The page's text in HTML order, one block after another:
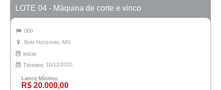
LOTE 04 - Máquina de corte e vinco
000
Belo Horizonte, MG
Início:
Término: 10/12/2025
Lance Mínimo
R$ 20.000,00